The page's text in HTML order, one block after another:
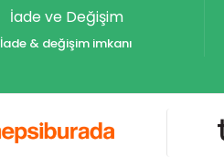
İade ve Değişim
İade & değişim imkanı